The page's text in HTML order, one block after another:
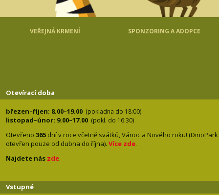
VEŘEJNÁ KRMENÍ SPONZORING A ADOPCE
Otevírací doba
březen–říjen: 8.00–19.00 (pokladna do 18:00)
listopad–únor: 9.00–17.00 (pokl. do 16:30)
Otevřeno 365 dní v roce včetně svátků, Vánoc a Nového roku! (DinoPark
otevřen pouze od dubna do října). Více zde.
Najdete nás zde.
Vstupné